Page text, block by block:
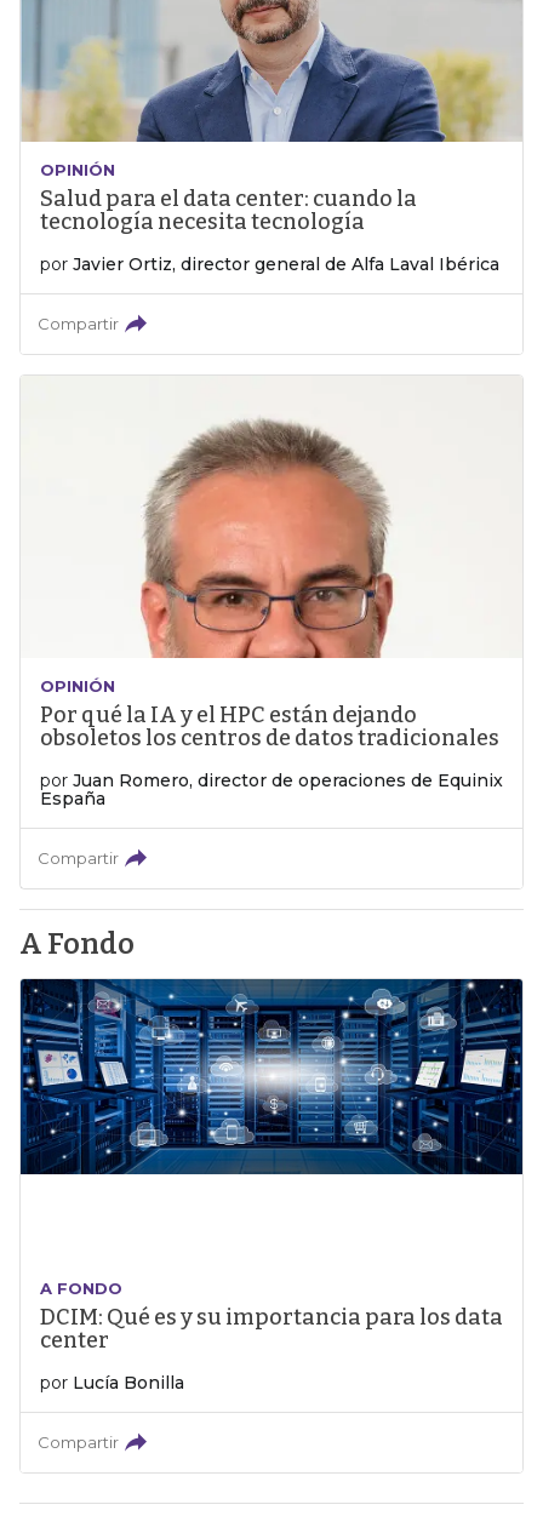
OPINIÓN
Salud para el data center: cuando la
tecnología necesita tecnología
por Javier Ortiz, director general de Alfa Laval Ibérica
Compartir
OPINIÓN
Por qué la IA y el HPC están dejando
obsoletos los centros de datos tradicionales
por Juan Romero, director de operaciones de Equinix
España
Compartir
A Fondo
A FONDO
DCIM: Qué es y su importancia para los data
center
por Lucía Bonilla
Compartir